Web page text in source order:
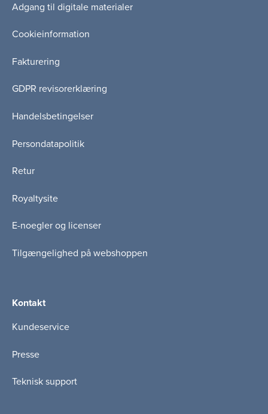
Adgang til digitale materialer
Cookieinformation
Fakturering
GDPR revisorerklæring
Handelsbetingelser
Persondatapolitik
Retur
Royaltysite
E-noegler og licenser
Tilgængelighed på webshoppen
Kontakt
Kundeservice
Presse
Teknisk support